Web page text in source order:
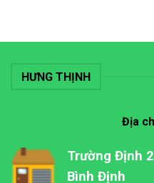
HƯNG THỊNH
Địa
Trường Định
Bình Định